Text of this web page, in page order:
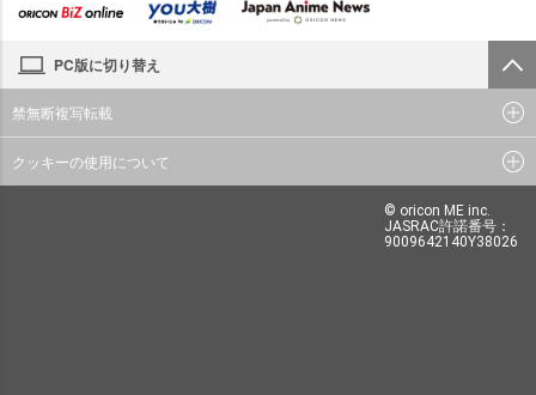
PC版に切り替え
禁無断複写転載
クッキーの使用について
© oricon ME inc.
JASRAC許諾番号：
9009642140Y38026